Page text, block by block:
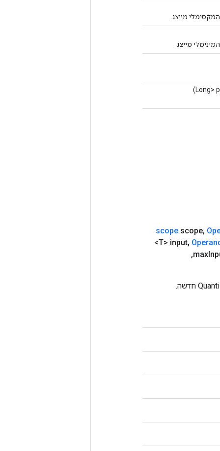
מייצג.
מייצג.
scope scope,
<T> input,
max
,